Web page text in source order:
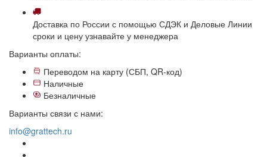
Доставка по России с помощью СДЭК и Деловые Линии
сроки и цену узнавайте у менеджера
Варианты оплаты:
Переводом на карту (СБП, QR-код)
Наличные
Безналичные
Варианты связи с нами:
info@grattech.ru